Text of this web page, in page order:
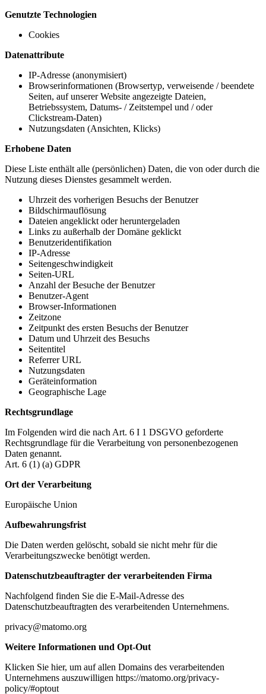
Genutzte Technologien
Cookies
Datenattribute
IP-Adresse (anonymisiert)
Browserinformationen (Browsertyp, verweisende / beendete
Seiten, auf unserer Website angezeigte Dateien,
Betriebssystem, Datums- / Zeitstempel und / oder
Clickstream-Daten)
Nutzungsdaten (Ansichten, Klicks)
Erhobene Daten
Diese Liste enthält alle (persönlichen) Daten, die von oder durch die
Nutzung dieses Dienstes gesammelt werden.
Uhrzeit des vorherigen Besuchs der Benutzer
Bildschirmauflösung
Dateien angeklickt oder heruntergeladen
Links zu außerhalb der Domäne geklickt
Benutzeridentifikation
IP-Adresse
Seitengeschwindigkeit
Seiten-URL
Anzahl der Besuche der Benutzer
Benutzer-Agent
Browser-Informationen
Zeitzone
Zeitpunkt des ersten Besuchs der Benutzer
Datum und Uhrzeit des Besuchs
Seitentitel
Referrer URL
Nutzungsdaten
Geräteinformation
Geographische Lage
Rechtsgrundlage
Im Folgenden wird die nach Art. 6 I 1 DSGVO geforderte
Rechtsgrundlage für die Verarbeitung von personenbezogenen
Daten genannt.
Art. 6 (1) (a) GDPR
Ort der Verarbeitung
Europäische Union
Aufbewahrungsfrist
Die Daten werden gelöscht, sobald sie nicht mehr für die
Verarbeitungszwecke benötigt werden.
Datenschutzbeauftragter der verarbeitenden Firma
Nachfolgend finden Sie die E-Mail-Adresse des
Datenschutzbeauftragten des verarbeitenden Unternehmens.
privacy@matomo.org
Weitere Informationen und Opt-Out
Klicken Sie hier, um auf allen Domains des verarbeitenden
Unternehmens auszuwilligen https://matomo.org/privacy-
policy/#optout